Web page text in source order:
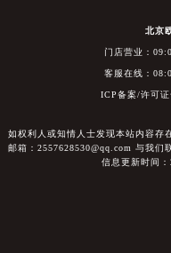
北京
门店营业：
客服在线：
ICP备案/许可
如权利人或知情人士发现本站内容存
邮箱：2557628530@qq.com 与我们
信息更新时间